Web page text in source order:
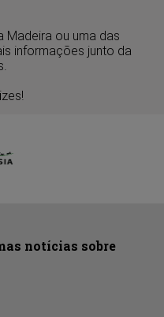
Madeira ou uma das
informações junto da
notícias sobre